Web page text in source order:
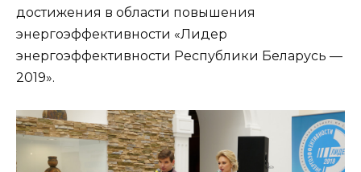
достижения в области повышения
энергоэффективности «Лидер
энергоэффективности Республики Беларусь —
2019».